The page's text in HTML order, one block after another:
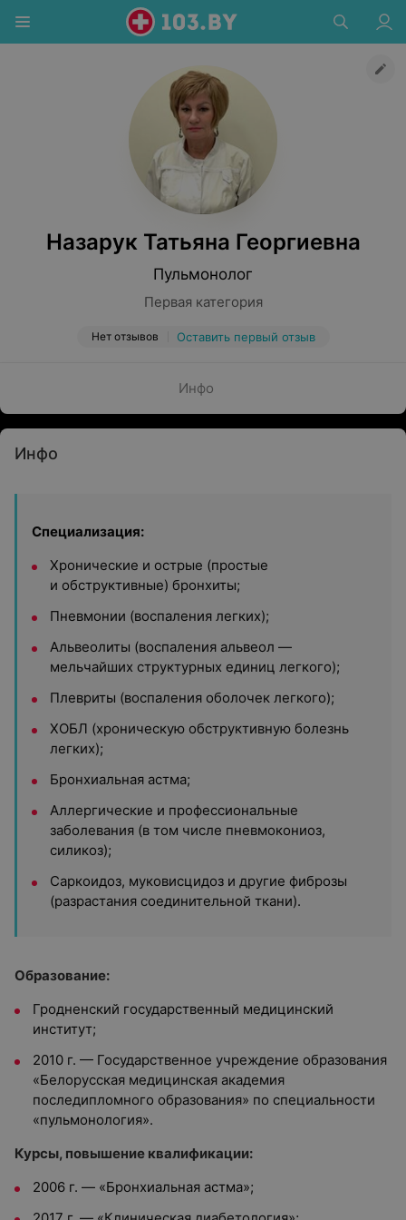
Назарук Татьяна Георгиевна
Пульмонолог
Первая категория
Нет отзывов Оставить первый отзыв
Инфо
Инфо
Специализация:
Хронические и острые (простые
и обструктивные) бронхиты;
Пневмонии (воспаления легких);
Альвеолиты (воспаления альвеол —
мельчайших структурных единиц легкого);
Плевриты (воспаления оболочек легкого);
ХОБЛ (хроническую обструктивную болезнь
легких);
Бронхиальная астма;
Аллергические и профессиональные
заболевания (в том числе пневмокониоз,
силикоз);
Саркоидоз, муковисцидоз и другие фиброзы
(разрастания соединительной ткани).
Образование:
Гродненский государственный медицинский
институт;
2010 г. — Государственное учреждение образования
«Белорусская медицинская академия
последипломного образования» по специальности
«пульмонология».
Курсы, повышение квалификации:
2006 г. — «Бронхиальная астма»;